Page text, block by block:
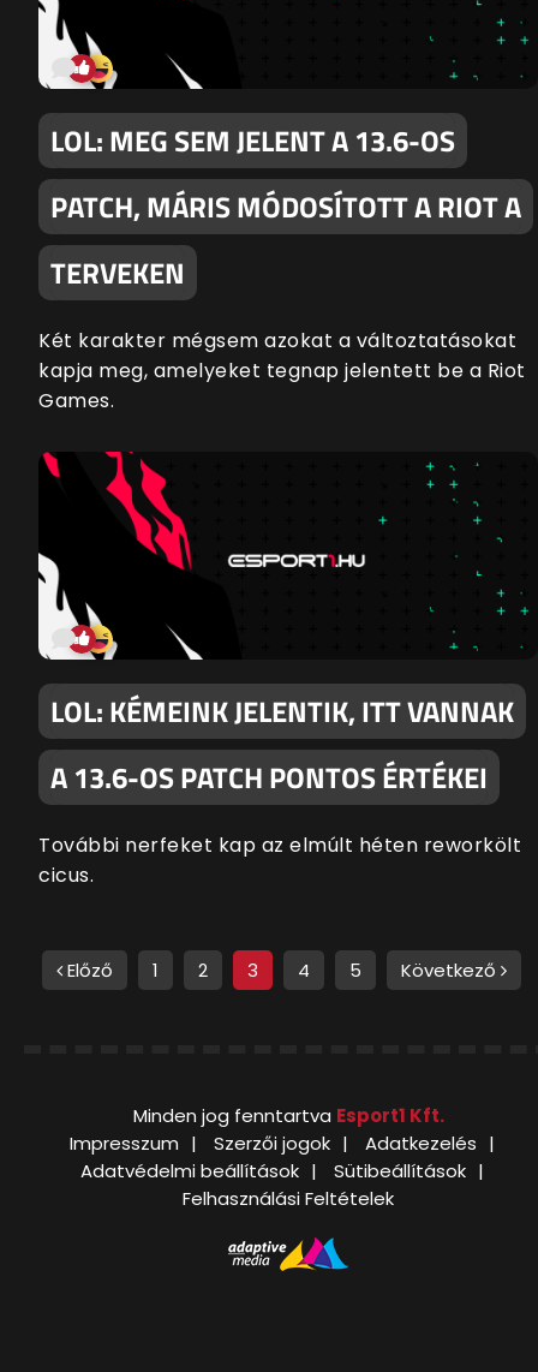
LOL: MEG SEM JELENT A 13.6-OS
PATCH, MÁRIS MÓDOSÍTOTT A RIOT A
TERVEKEN
Két karakter mégsem azokat a változtatásokat
kapja meg, amelyeket tegnap jelentett be a Riot
Games.
LOL: KÉMEINK JELENTIK, ITT VANNAK
A 13.6-OS PATCH PONTOS ÉRTÉKEI
További nerfeket kap az elmúlt héten reworkölt
cicus.
Előző 1 2 3 4 5 Következő
Minden jog fenntartva Esport1 Kft.
Impresszum
Szerzői jogok
Adatkezelés
Adatvédelmi beállítások
Sütibeállítások
Felhasználási Feltételek